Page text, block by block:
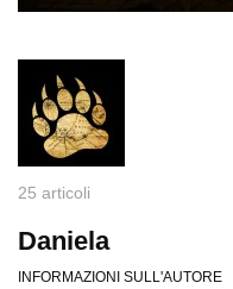
25 articoli
Daniela
INFORMAZIONI SULL'AUTORE